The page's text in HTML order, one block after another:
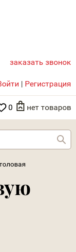
заказать звонок
| Регистрация
0 нет товаров